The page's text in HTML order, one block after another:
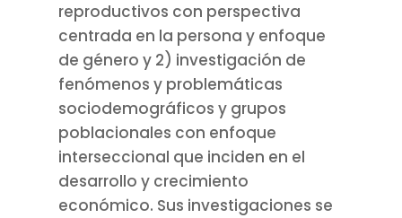
reproductivos con perspectiva
centrada en la persona y enfoque
de género y 2) investigación de
fenómenos y problemáticas
sociodemográficos y grupos
poblacionales con enfoque
interseccional que inciden en el
desarrollo y crecimiento
económico. Sus investigaciones se